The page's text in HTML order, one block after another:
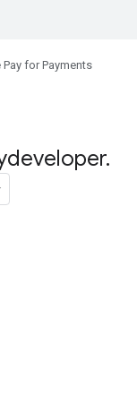
for Payments
.